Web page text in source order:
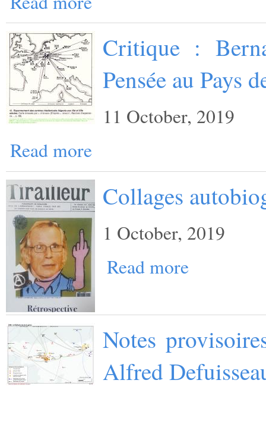
Critique :
Pensée au Pays
11 October, 2019
Read more
Collages
1 October, 2019
Read more
Notes
Alfred